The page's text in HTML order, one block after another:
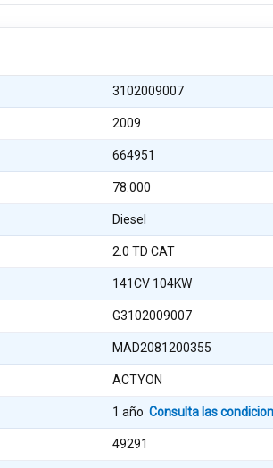
3102009007
2009
664951
78.000
Diesel
2.0 TD CAT
141CV 104KW
G3102009007
MAD2081200355
ACTYON
1 añoConsulta las
49291